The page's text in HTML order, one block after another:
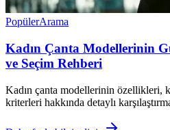
PopülerArama
Kadın Çanta Modellerinin
ve Seçim Rehberi
Kadın çanta modellerinin özellikleri,
kriterleri hakkında detaylı